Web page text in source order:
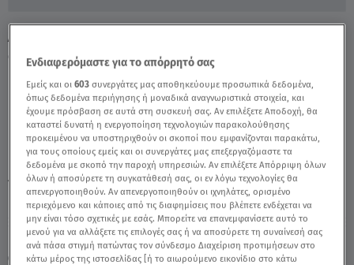
Κυριακή 9 Αυγούστου 2026
25.06.20, 21:25 ΑΥΤΟΚΙΝΗΤΟ
AVIN ACTION 100: Νέο καύσιμο υψηλών
οκτανίων και υψηλής απόδοσης - Video
TAGS: AVIN AVIN ACTION 100
Ενδιαφερόμαστε για το απόρρητό σας
Εμείς και οι603 συνεργάτες μας αποθηκεύουμε προσωπικά δεδομένα,
όπως δεδομένα περιήγησης ή μοναδικά αναγνωριστικά στοιχεία, και
έχουμε πρόσβαση σε αυτά στη συσκευή σας. Αν επιλέξετε Αποδοχή, θα
καταστεί δυνατή η ενεργοποίηση τεχνολογιών παρακολούθησης
προκειμένου να υποστηριχθούν οι σκοποί που εμφανίζονται παρακάτω,
για τους οποίους εμείς και οι συνεργάτες μας επεξεργαζόμαστε τα
δεδομένα με σκοπό την παροχή υπηρεσιών. Αν επιλέξετε Απόρριψη όλων
όλων ή αποσύρετε τη συγκατάθεσή σας, οι εν λόγω τεχνολογίες θα
απενεργοποιηθούν. Αν απενεργοποιηθούν οι ιχνηλάτες, ορισμένο
περιεχόμενο και κάποιες από τις διαφημίσεις που βλέπετε ενδέχεται να
μην είναι τόσο σχετικές με εσάς. Μπορείτε να επανεμφανίσετε αυτό το
μενού για να αλλάξετε τις επιλογές σας ή να αποσύρετε τη συναίνεσή σας
ανά πάσα στιγμή πατώντας τον σύνδεσμο Διαχείριση προτιμήσεων στο
κάτω μέρος της ιστοσελίδας [ή το αιωρούμενο εικονίδιο στο κάτω